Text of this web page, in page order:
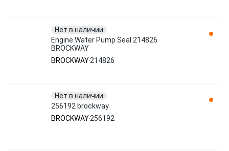
Нет в наличии
Engine Water Pump Seal 214826
BROCKWAY
BROCKWAY214826
Нет в наличии
256192 brockway
BROCKWAY256192